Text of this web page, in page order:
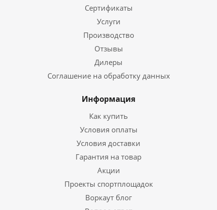
Сертификаты
Услуги
Производство
Отзывы
Дилеры
Соглашение на обработку данных
Информация
Как купить
Условия оплаты
Условия доставки
Гарантия на товар
Акции
Проекты спортплощадок
Воркаут блог